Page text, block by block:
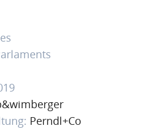
Perndl+Co